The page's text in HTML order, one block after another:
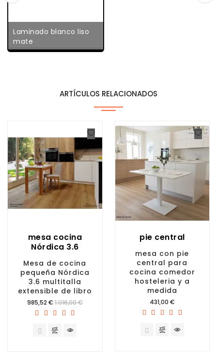
Laminado blanco liso
mate
ARTÍCULOS RELACIONADOS
mesa cocina
Nórdica 3.6
Mesa de cocina
pequeña Nórdica
3.6 multitalla
extensible de libro
Precio
985,52 € 1.016,00 €
pie central
mesa con pie
central para
cocina comedor
hosteleria y a
medida
Precio
431,00 €